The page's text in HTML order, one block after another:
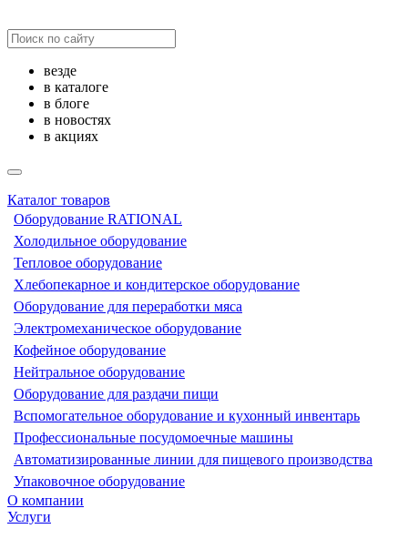
везде
в каталоге
в блоге
в новостях
в акциях
Каталог товаров
Оборудование RATIONAL
Холодильное оборудование
Тепловое оборудование
Хлебопекарное и кондитерское оборудование
Оборудование для переработки мяса
Электромеханическое оборудование
Кофейное оборудование
Нейтральное оборудование
Оборудование для раздачи пищи
Вспомогательное оборудование и кухонный инвентарь
Профессиональные посудомоечные машины
Автоматизированные линии для пищевого производства
Упаковочное оборудование
О компании
Услуги